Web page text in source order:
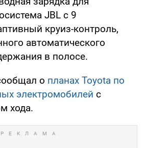
JBL с 9
круиз-контроль,
автоматического
в полосе.
о планах Toyota по
электромобилей с
хода.